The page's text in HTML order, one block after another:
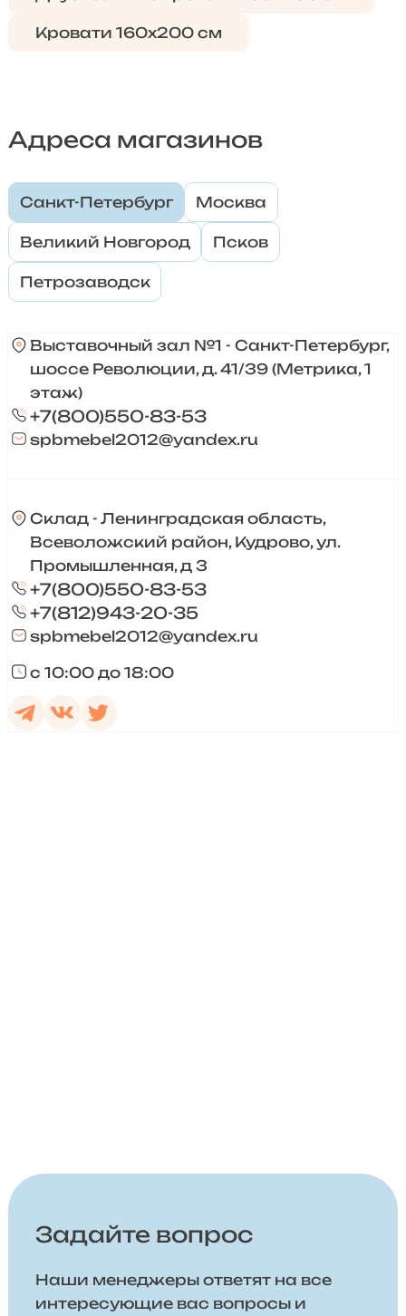
Кровати 160х200 см
Адреса магазинов
Санкт-Петербург Москва
Великий Новгород Псков
Петрозаводск
Выставочный зал №1 - Санкт-Петербург,
шоссе Революции, д. 41/39 (Метрика, 1
этаж)
+7(800)550-83-53
spbmebel2012@yandex.ru
Склад - Ленинградская область,
Всеволожский район, Кудрово, ул.
Промышленная, д 3
+7(800)550-83-53
+7(812)943-20-35
spbmebel2012@yandex.ru
с 10:00 до 18:00
Задайте вопрос
Наши менеджеры ответят на все
интересующие вас вопросы и